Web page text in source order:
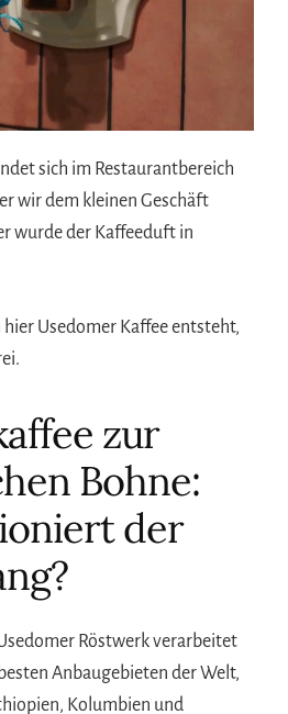
sich im Restaurantbereich
wir dem kleinen Geschäft
wurde der Kaffeeduft in
Usedomer Kaffee entsteht,
zur
Bohne:
der
Röstwerk verarbeitet
Anbaugebieten der Welt,
Kolumbien und